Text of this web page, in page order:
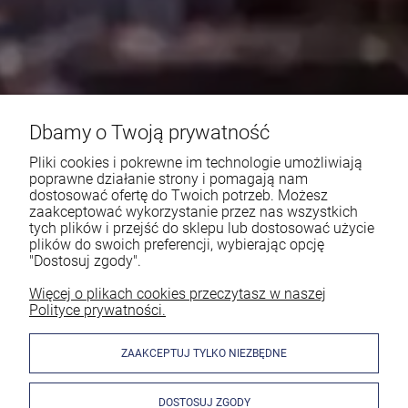
Dbamy o Twoją prywatność
Pliki cookies i pokrewne im technologie umożliwiają
poprawne działanie strony i pomagają nam
dostosować ofertę do Twoich potrzeb. Możesz
zaakceptować wykorzystanie przez nas wszystkich
tych plików i przejść do sklepu lub dostosować użycie
plików do swoich preferencji, wybierając opcję
"Dostosuj zgody".
Więcej o plikach cookies przeczytasz w naszej
Polityce prywatności.
ZAAKCEPTUJ TYLKO NIEZBĘDNE
DOSTOSUJ ZGODY